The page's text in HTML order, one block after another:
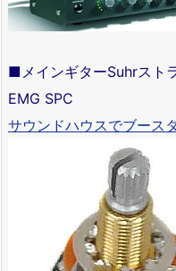
■メインギターSuhrスト
EMG SPC
サウンドハウスでブース